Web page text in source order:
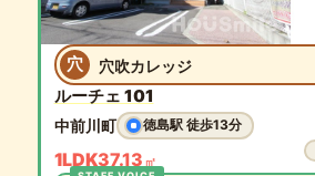
穴 穴吹カレッジ
ルーチェ 101
中前川町 徳島駅 徒歩13分
1LDK37.13 ㎡